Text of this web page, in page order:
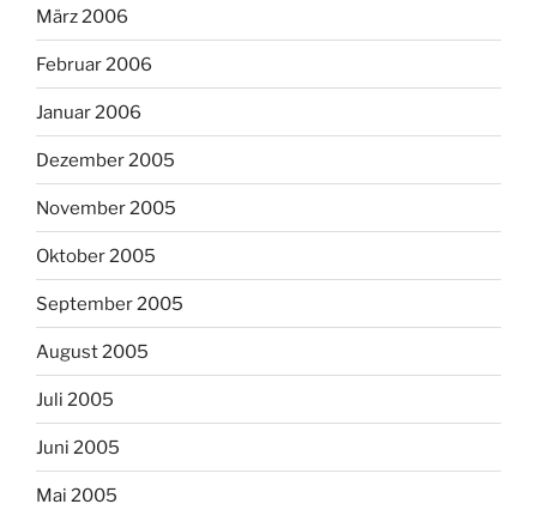
März 2006
Februar 2006
Januar 2006
Dezember 2005
November 2005
Oktober 2005
September 2005
August 2005
Juli 2005
Juni 2005
Mai 2005